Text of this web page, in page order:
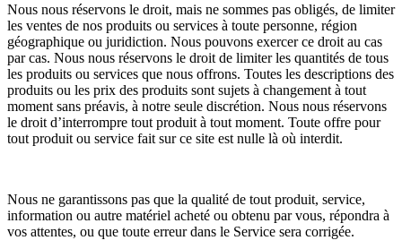
Nous nous réservons le droit, mais ne sommes pas obligés, de limiter
les ventes de nos produits ou services à toute personne, région
géographique ou juridiction. Nous pouvons exercer ce droit au cas
par cas. Nous nous réservons le droit de limiter les quantités de tous
les produits ou services que nous offrons. Toutes les descriptions des
produits ou les prix des produits sont sujets à changement à tout
moment sans préavis, à notre seule discrétion. Nous nous réservons
le droit d’interrompre tout produit à tout moment. Toute offre pour
tout produit ou service fait sur ce site est nulle là où interdit.
Nous ne garantissons pas que la qualité de tout produit, service,
information ou autre matériel acheté ou obtenu par vous, répondra à
vos attentes, ou que toute erreur dans le Service sera corrigée.